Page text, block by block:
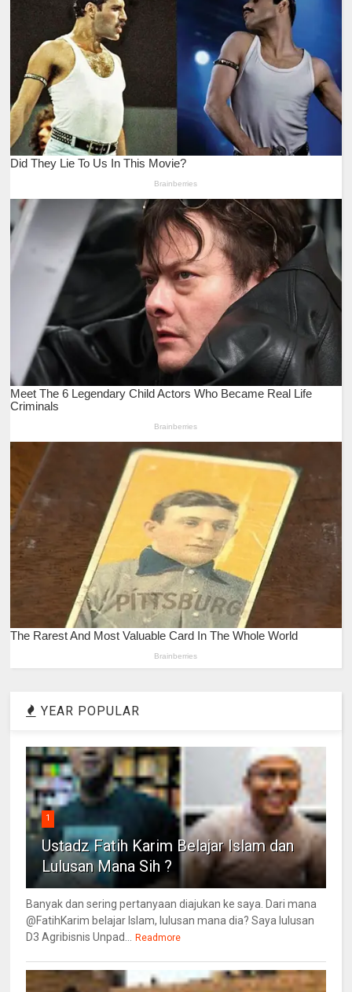
YEAR POPULAR
1
Ustadz Fatih Karim Belajar Islam dan
Lulusan Mana Sih ?
Banyak dan sering pertanyaan diajukan ke saya. Dari mana
@FatihKarim belajar Islam, lulusan mana dia? Saya lulusan
D3 Agribisnis Unpad... Readmore